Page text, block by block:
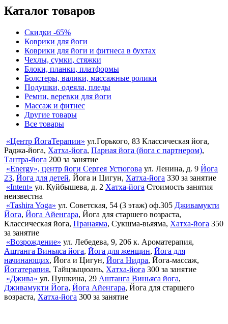
Каталог товаров
Скидки -65%
Коврики для йоги
Коврики для йоги и фитнеса в бухтах
Чехлы, сумки, стяжки
Блоки, планки, платформы
Болстеры, валики, массажные ролики
Подушки, одеяла, пледы
Ремни, веревки для йоги
Массаж и фитнес
Другие товары
Все товары
«Центр ЙогаТерапии» ул.Горького, 83 Классическая йога,
Раджа-йога, Хатха-йога, Парная йога (йога с партнером),
Тантра-йога 200 за занятие
«Energy», центр йоги Сергея Устюгова ул. Ленина, д. 9 Йога
23, Йога для детей, Йога и Цигун, Хатха-йога 330 за занятие
«Intent» ул. Куйбышева, д. 2 Хатха-йога Стоимость занятия
неизвестна
«Tashira Yoga» ул. Советская, 54 (3 этаж) оф.305 Дживамукти
Йога, Йога Айенгара, Йога для старшего возраста,
Классическая йога, Пранаяма, Сукшма-вьяяма, Хатха-йога 350
за занятие
«Возрождение» ул. Лебедева, 9, 206 к. Ароматерапия,
Аштанга Виньяса йога, Йога для женщин, Йога для
начинающих, Йога и Цигун, Йога Нидра, Йога-массаж,
Йогатерапия, Тайцзыцюань, Хатха-йога 300 за занятие
«Джива» ул. Пушкина, 29 Аштанга Виньяса йога,
Дживамукти Йога, Йога Айенгара, Йога для старшего
возраста, Хатха-йога 300 за занятие